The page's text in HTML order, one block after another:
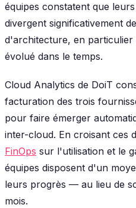
équipes constatent que
divergent significativement
d'architecture, en
évolué dans le temps.
Cloud Analytics de DoiT
facturation des trois
pour faire émerger
inter-cloud. En croisant ces
FinOps sur l'utilisation et le
équipes disposent d'un
leurs progrès — au lieu de
mois.